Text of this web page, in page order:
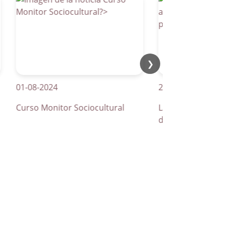
❯
01-08-2024
Curso Monitor Sociocultural
21-04-2026
La Parra apuesta por
de peatones inteligentes